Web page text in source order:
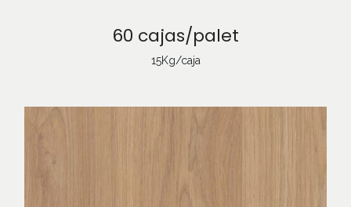
60 cajas/palet
15Kg/caja